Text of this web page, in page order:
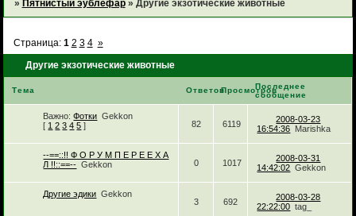
» Пятнистый эублефар » Другие экзотические животные
Другие экзотические животные
Страница: 1 2 3 4 »
Тема ОтветовПросмотровПоследнее
сообщение
Важно: Фотки Gekkon
[ 1 2 3 4 5 ] 82 6119
2008-03-23
16:54:36 Marishka
--==::!! Ф О Р У М П Е Р Е Е Х А
Л !!::==-- Gekkon 0 1017
2008-03-31
14:42:02 Gekkon
Другие эдики Gekkon
3
692
2008-03-28
22:22:00 tag_